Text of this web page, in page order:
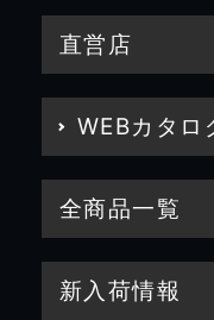
直営店
WEBカタロ
全商品一覧
新入荷情報